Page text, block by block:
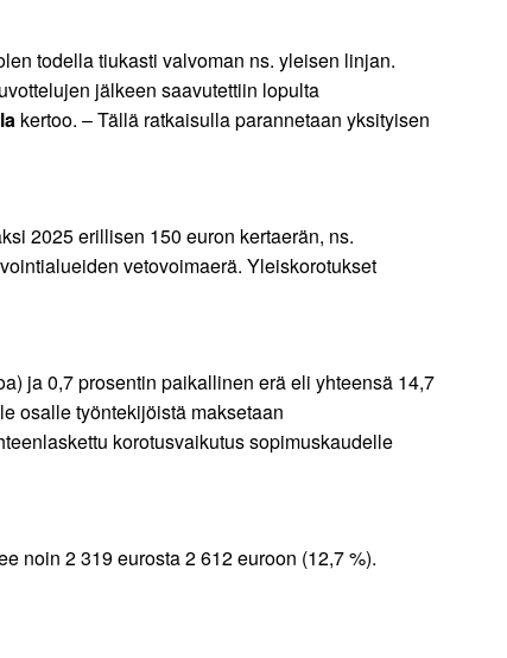
todella tiukasti valvoman ns. yleisen linjan.
jälkeen saavutettiin lopulta
kertoo. – Tällä ratkaisulla parannetaan yksityisen
2025 erillisen 150 euron kertaerän, ns.
vetovoimaerä. Yleiskorotukset
ja 0,7 prosentin paikallinen erä eli yhteensä 14,7
osalle työntekijöistä maksetaan
korotusvaikutus sopimuskaudelle
noin 2 319 eurosta 2 612 euroon (12,7 %).